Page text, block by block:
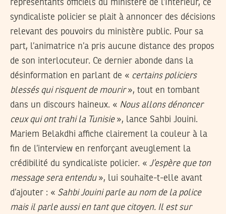
représentants officiels du ministère de l’Intérieur, ce
syndicaliste policier se plait à annoncer des décisions
relevant des pouvoirs du ministère public. Pour sa
part, l’animatrice n’a pris aucune distance des propos
de son interlocuteur. Ce dernier abonde dans la
désinformation en parlant de « certains policiers
blessés qui risquent de mourir», tout en tombant
dans un discours haineux. « Nous allons dénoncer
ceux qui ont trahi la Tunisie», lance Sahbi Jouini.
Mariem Belakdhi affiche clairement la couleur à la
fin de l’interview en renforçant aveuglement la
crédibilité du syndicaliste policier. « J’espère que ton
message sera entendu», lui souhaite-t-elle avant
d’ajouter : « Sahbi Jouini parle au nom de la police
mais il parle aussi en tant que citoyen. Il est sur